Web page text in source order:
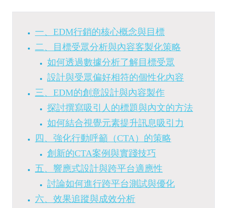
一、EDM行銷的核心概念與目標
二、目標受眾分析與內容客製化策略
如何透過數據分析了解目標受眾
設計與受眾偏好相符的個性化內容
三、EDM的創意設計與內容製作
探討撰寫吸引人的標題與內文的方法
如何結合視覺元素提升訊息吸引力
四、強化行動呼籲（CTA）的策略
創新的CTA案例與實踐技巧
五、響應式設計與跨平台適應性
討論如何進行跨平台測試與優化
六、效果追蹤與成效分析